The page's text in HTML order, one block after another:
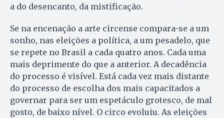
a do desencanto, da mistificação.
Se na encenação a arte circense compara-se a um
sonho, nas eleições a política, a um pesadelo, que
se repete no Brasil a cada quatro anos. Cada uma
mais deprimente do que a anterior. A decadência
do processo é visível. Está cada vez mais distante
do processo de escolha dos mais capacitados a
governar para ser um espetáculo grotesco, de mal
gosto, de baixo nível. O circo evoluiu. As eleições